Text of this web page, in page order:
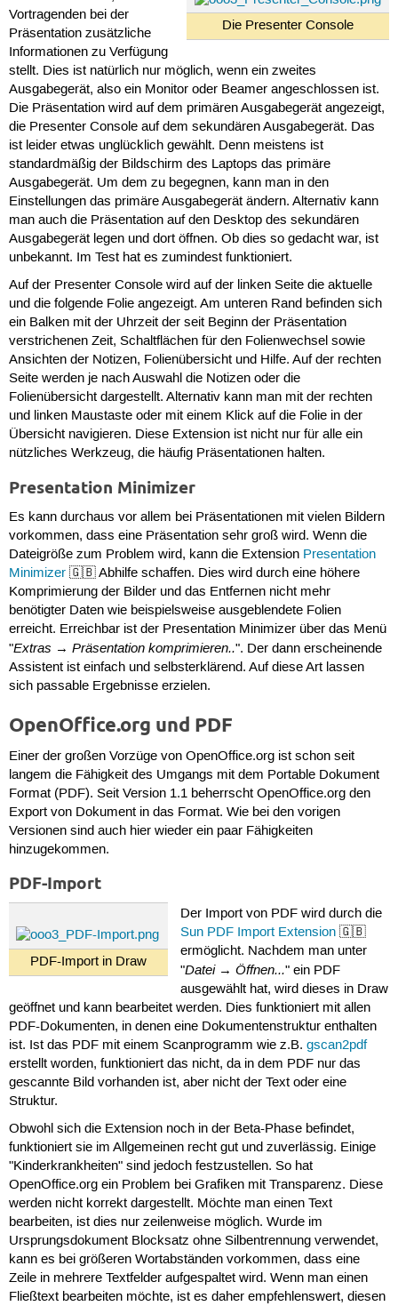
Die Presenter Console
Vortragenden bei der
Präsentation zusätzliche
Informationen zu Verfügung
stellt. Dies ist natürlich nur möglich, wenn ein zweites
Ausgabegerät, also ein Monitor oder Beamer angeschlossen ist.
Die Präsentation wird auf dem primären Ausgabegerät angezeigt,
die Presenter Console auf dem sekundären Ausgabegerät. Das
ist leider etwas unglücklich gewählt. Denn meistens ist
standardmäßig der Bildschirm des Laptops das primäre
Ausgabegerät. Um dem zu begegnen, kann man in den
Einstellungen das primäre Ausgabegerät ändern. Alternativ kann
man auch die Präsentation auf den Desktop des sekundären
Ausgabegerät legen und dort öffnen. Ob dies so gedacht war, ist
unbekannt. Im Test hat es zumindest funktioniert.
Auf der Presenter Console wird auf der linken Seite die aktuelle
und die folgende Folie angezeigt. Am unteren Rand befinden sich
ein Balken mit der Uhrzeit der seit Beginn der Präsentation
verstrichenen Zeit, Schaltflächen für den Folienwechsel sowie
Ansichten der Notizen, Folienübersicht und Hilfe. Auf der rechten
Seite werden je nach Auswahl die Notizen oder die
Folienübersicht dargestellt. Alternativ kann man mit der rechten
und linken Maustaste oder mit einem Klick auf die Folie in der
Übersicht navigieren. Diese Extension ist nicht nur für alle ein
nützliches Werkzeug, die häufig Präsentationen halten.
Presentation Minimizer
Es kann durchaus vor allem bei Präsentationen mit vielen Bildern
vorkommen, dass eine Präsentation sehr groß wird. Wenn die
Dateigröße zum Problem wird, kann die Extension Presentation
Minimizer🇬🇧 Abhilfe schaffen. Dies wird durch eine höhere
Komprimierung der Bilder und das Entfernen nicht mehr
benötigter Daten wie beispielsweise ausgeblendete Folien
erreicht. Erreichbar ist der Presentation Minimizer über das Menü
"Extras → Präsentation komprimieren..". Der dann erscheinende
Assistent ist einfach und selbsterklärend. Auf diese Art lassen
sich passable Ergebnisse erzielen.
OpenOffice.org und PDF
Einer der großen Vorzüge von OpenOffice.org ist schon seit
langem die Fähigkeit des Umgangs mit dem Portable Dokument
Format (PDF). Seit Version 1.1 beherrscht OpenOffice.org den
Export von Dokument in das Format. Wie bei den vorigen
Versionen sind auch hier wieder ein paar Fähigkeiten
hinzugekommen.
PDF-Import
PDF-Import in Draw
Der Import von PDF wird durch die
Sun PDF Import Extension 🇬🇧
ermöglicht. Nachdem man unter
"Datei→Öffnen..." ein PDF
ausgewählt hat, wird dieses in Draw
geöffnet und kann bearbeitet werden. Dies funktioniert mit allen
PDF-Dokumenten, in denen eine Dokumentenstruktur enthalten
ist. Ist das PDF mit einem Scanprogramm wie z.B. gscan2pdf
erstellt worden, funktioniert das nicht, da in dem PDF nur das
gescannte Bild vorhanden ist, aber nicht der Text oder eine
Struktur.
Obwohl sich die Extension noch in der Beta-Phase befindet,
funktioniert sie im Allgemeinen recht gut und zuverlässig. Einige
"Kinderkrankheiten" sind jedoch festzustellen. So hat
OpenOffice.org ein Problem bei Grafiken mit Transparenz. Diese
werden nicht korrekt dargestellt. Möchte man einen Text
bearbeiten, ist dies nur zeilenweise möglich. Wurde im
Ursprungsdokument Blocksatz ohne Silbentrennung verwendet,
kann es bei größeren Wortabständen vorkommen, dass eine
Zeile in mehrere Textfelder aufgespaltet wird. Wenn man einen
Fließtext bearbeiten möchte, ist es daher empfehlenswert, diesen